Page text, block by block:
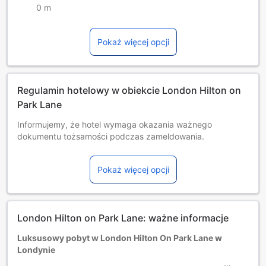
0 m
Pokaż więcej opcji
Regulamin hotelowy w obiekcie London Hilton on
Park Lane
Informujemy, że hotel wymaga okazania ważnego
dokumentu tożsamości podczas zameldowania.
zastosowanie osobny regulamin i dopłaty.
Hotel offers dedicated pet experience. A pet service
charge of 50 GBP per stay is payable on property. Pets are
permitted up to 34 Kilograms.
Niemowlęta i dzieci od 0 do 5 lat
dostępnych łóżek. Uwaga: łóżeczko dla dziecka może być
udostępnione za dodatkową opłatą, o ile jest dostępne.
Pokaż więcej opcji
London Hilton on Park Lane: ważne informacje
Luksusowy pobyt w London Hilton On Park Lane w
Londynie